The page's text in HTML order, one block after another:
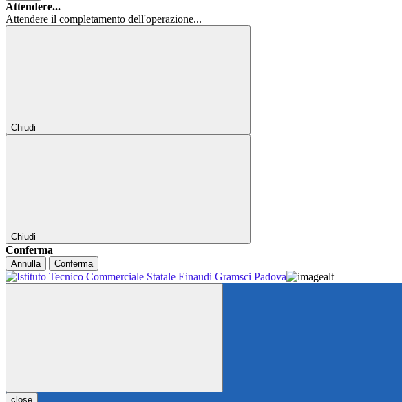
Attendere...
Attendere il completamento dell'operazione...
Chiudi
Chiudi
Conferma
Annulla Conferma
close